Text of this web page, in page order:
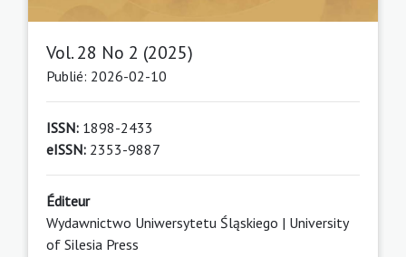
Vol. 28 No 2 (2025)
Publié: 2026-02-10
ISSN: 1898-2433
eISSN: 2353-9887
Éditeur
Wydawnictwo Uniwersytetu Śląskiego | University
of Silesia Press